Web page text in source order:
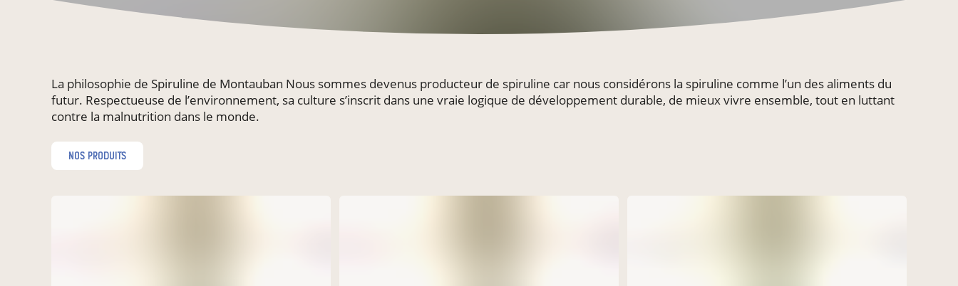
La philosophie de Spiruline de Montauban Nous sommes devenus producteur de spiruline car nous considérons la spiruline comme l’un des aliments du
futur. Respectueuse de l’environnement, sa culture s’inscrit dans une vraie logique de développement durable, de mieux vivre ensemble, tout en luttant
contre la malnutrition dans le monde.
nos produits